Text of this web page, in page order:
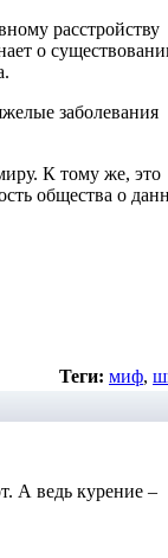
расстройству
о
заболевания
К тому же, это
общества о
Теги: миф,
А ведь курение –